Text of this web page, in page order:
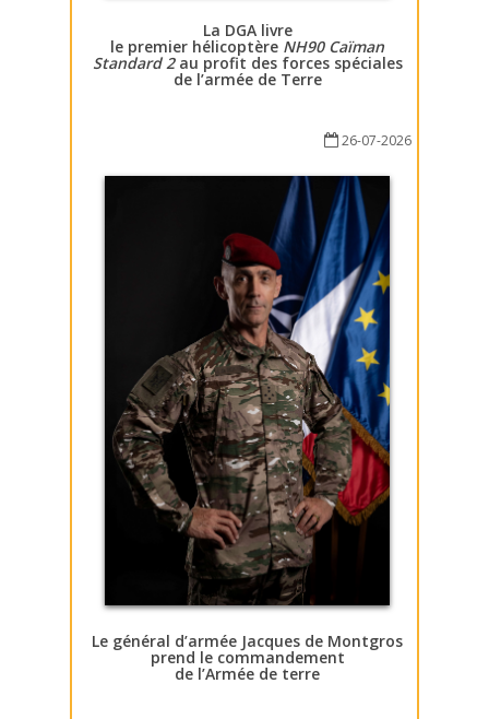
La DGA livre
le premier hélicoptère NH90 Caïman
Standard 2au profit des forces spéciales
de l’armée de Terre
26-07-2026
Le général d’armée Jacques de Montgros
prend le commandement
de l’Armée de terre